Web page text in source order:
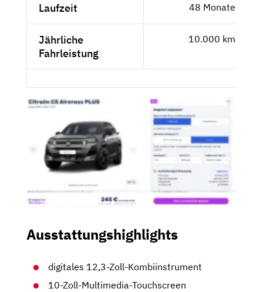
Laufzeit 48 Monate
Jährliche
Fahrleistung
10.000 km
Ausstattungshighlights
digitales 12,3-Zoll-Kombiinstrument
10-Zoll-Multimedia-Touchscreen